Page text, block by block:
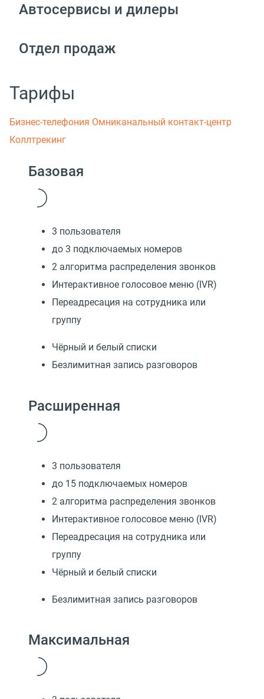
Автосервисы и дилеры
Отдел продаж
Тарифы
Бизнес-телефония Омниканальный контакт-центр
Коллтрекинг
Базовая
3 пользователя
до 3 подключаемых номеров
2 алгоритма распределения звонков
Интерактивное голосовое меню (IVR)
Переадресация на сотрудника или
группу
Чёрный и белый списки
Безлимитная запись разговоров
Расширенная
3 пользователя
до 15 подключаемых номеров
2 алгоритма распределения звонков
Интерактивное голосовое меню (IVR)
Переадресация на сотрудника или
группу
Чёрный и белый списки
Безлимитная запись разговоров
Максимальная